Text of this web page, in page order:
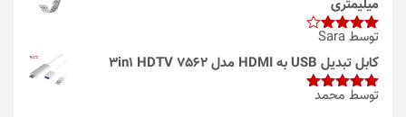
میلیمتری
امتیاز4
از 5
توسط Sara
کابل تبدیل USB به HDMI مدل 3in1 HDTV 7562
امتیاز5از
توسط محمد